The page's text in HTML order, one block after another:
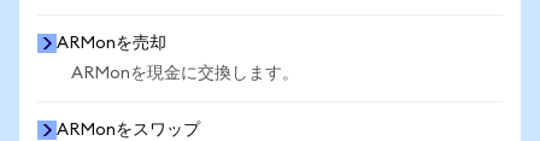
ARMonを売却
ARMonを現金に交換します。
ARMonをスワップ